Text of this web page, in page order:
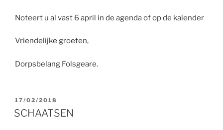
Noteert u al vast 6 april in de agenda of op de kalender
Vriendelijke groeten,
Dorpsbelang Folsgeare.
GEPLAATST
OP
17/02/2018
SCHAATSEN